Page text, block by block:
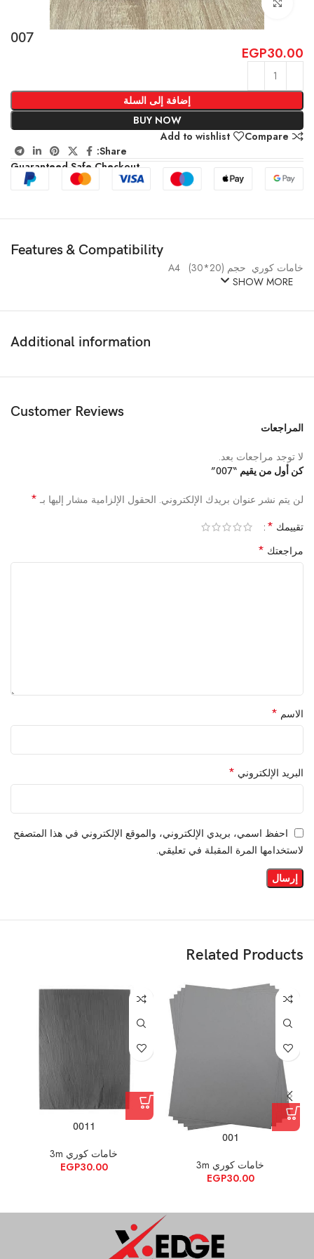
Click to enlarge
007
EGP30.00
إضافة إلى السلة
BUY NOW
Compare
Add to wishlist
Share:
Guaranteed Safe Checkout
Features & Compatibility
خامات كوري حجم (20*30) A4
SHOW MORE
Additional information
Customer Reviews
المراجعات
لا توجد مراجعات بعد.
كن أول من يقيم “007”
لن يتم نشر عنوان بريدك الإلكتروني. الحقول الإلزامية مشار إليها بـ *
تقييمك *
مراجعتك *
الاسم *
البريد الإلكتروني *
احفظ اسمي، بريدي الإلكتروني، والموقع الإلكتروني في هذا المتصفح
لاستخدامها المرة المقبلة في تعليقي.
Related Products
001
خامات كوري 3m
EGP30.00
0011
خامات كوري 3m
EGP30.00